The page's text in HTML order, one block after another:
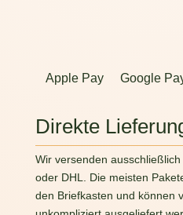
Apple Pay Google
Direkte
Wir versenden
oder DHL. Die meisten
den Briefkasten und können